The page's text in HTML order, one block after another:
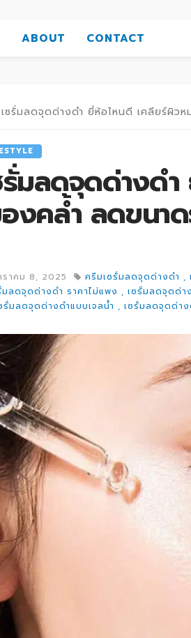
ABOUT CONTACT
รั่มลดจุดด่างดำ ยี่ห้อไหนดี เคลียร์ผิวหมอ
มลดจุดด่างด
งคล้ำ ลดขนา
ราคม 8, 2025 ครีมเซรั่มลดจุดด่างดำ
มลดจุดด่างดำ ราคาไม่แพง
เซรั่มลดจุดด่า
รั่มลดจุดด่างดำแบบเจลน้ำ เซรั่มลดจุดด่า